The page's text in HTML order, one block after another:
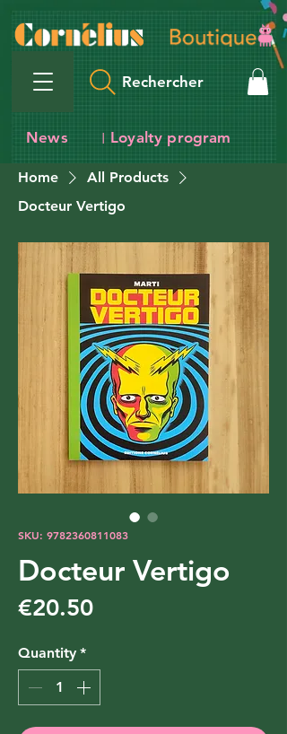
Rechercher
Loyalty program
News I
Home
All Products
Docteur Vertigo
SKU: 9782360811083
Docteur Vertigo
€20.50Price
Quantity *